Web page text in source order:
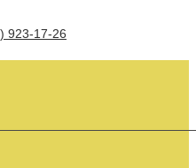
923-17-26